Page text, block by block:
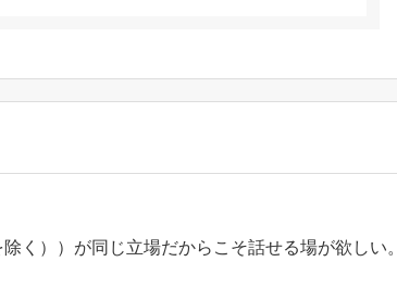
く））が同じ立場だからこそ話せる場が欲しい。